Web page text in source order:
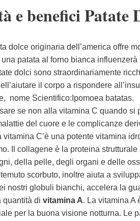
e benefici Patate
dolce originaria dell’america offre
patata al forno bianca
dolci sono straordinariamente
il corpo a rispondere
nome Scientifico:Ipomoea batatas.
se non alla vitamina C quando
del cuore e le complicanze
vitamina C’è una potente vitamina
Il collagene è la proteina
della pelle, degli organi e delle
scorbuto, inoltre aiuta a
nostri globuli bianchi, accelera la
quantità di vitamina A. La vitamina A
per la buona visione notturna. Le